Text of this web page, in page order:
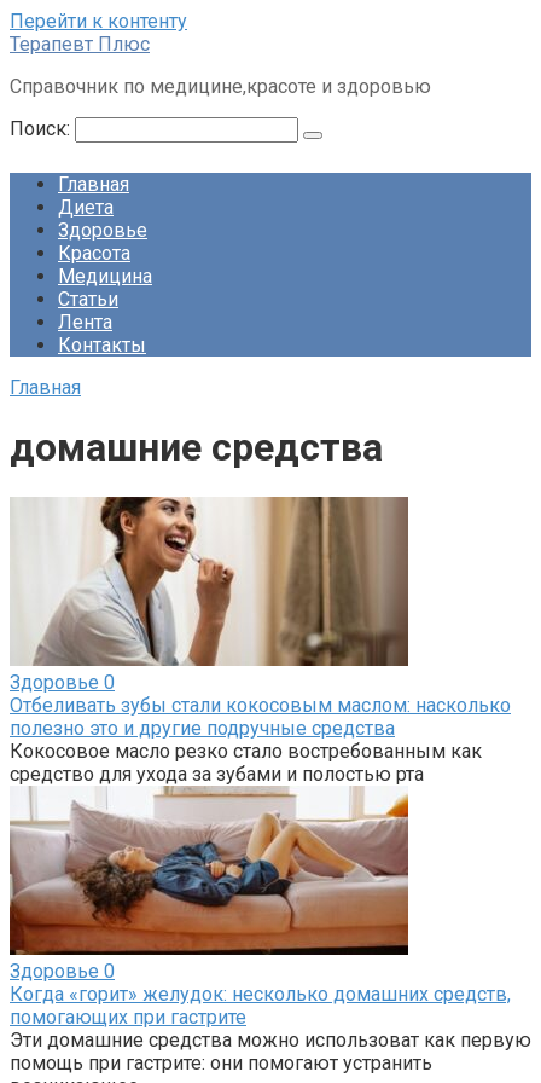
Перейти к контенту
Терапевт Плюс
Справочник по медицине,красоте и здоровью
Поиск:
Главная
Диета
Здоровье
Красота
Медицина
Статьи
Лента
Контакты
Главная
домашние средства
Здоровье 0
Отбеливать зубы стали кокосовым маслом: насколько
полезно это и другие подручные средства
Кокосовое масло резко стало востребованным как
средство для ухода за зубами и полостью рта
Здоровье 0
Когда «горит» желудок: несколько домашних средств,
помогающих при гастрите
Эти домашние средства можно использоват как первую
помощь при гастрите: они помогают устранить